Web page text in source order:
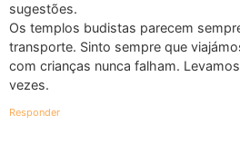
sugestões.
Os templos budistas parecem
transporte. Sinto sempre que
com crianças nunca falham.
vezes.
Responder